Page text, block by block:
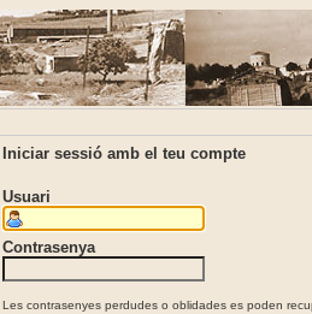
Iniciar sessió amb el teu compte
Usuari
Contrasenya
Les contrasenyes perdudes o oblidades es poden